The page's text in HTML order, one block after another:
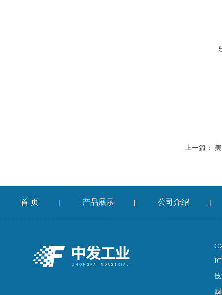
上一篇：
首 页 | 产品展示 | 公司介绍 |